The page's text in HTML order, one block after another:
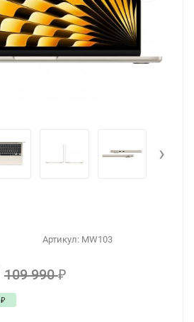
›
Артикул: MW103
109 990₽
₽